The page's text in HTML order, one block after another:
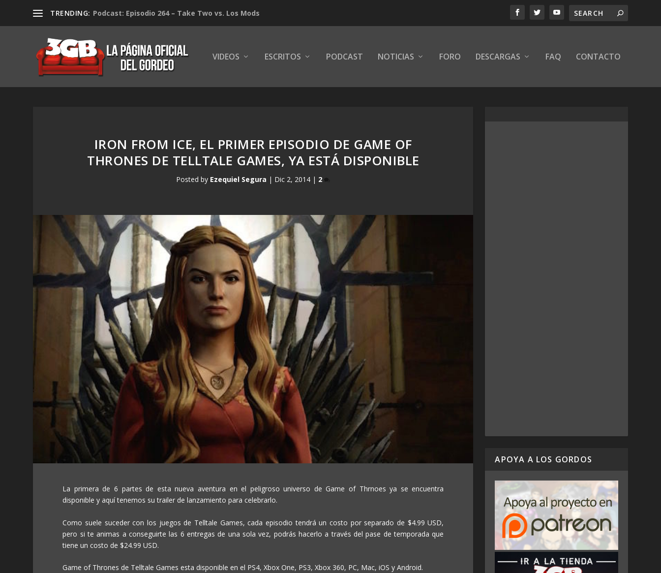
TRENDING: Podcast: Episodio 264 – Take Two vs. Los Mods
VIDEOS ESCRITOS PODCAST NOTICIAS FORO DESCARGAS FAQ CONTACTO
IRON FROM ICE, EL PRIMER EPISODIO DE GAME OF
THRONES DE TELLTALE GAMES, YA ESTÁ DISPONIBLE
Posted by Ezequiel Segura | Dic 2, 2014 | 2
La primera de 6 partes de esta nueva aventura en el peligroso universo de Game of Thrnoes ya se encuentra
disponible y aquí tenemos su trailer de lanzamiento para celebrarlo.
Como suele suceder con los juegos de Telltale Games, cada episodio tendrá un costo por separado de $4.99 USD,
pero si te animas a conseguirte las 6 entregas de una sola vez, podrás hacerlo a través del pase de temporada que
tiene un costo de $24.99 USD.
Game of Thrones de Telltale Games esta disponible en el PS4, Xbox One, PS3, Xbox 360, PC, Mac, iOS y Android.
APOYA A LOS GORDOS